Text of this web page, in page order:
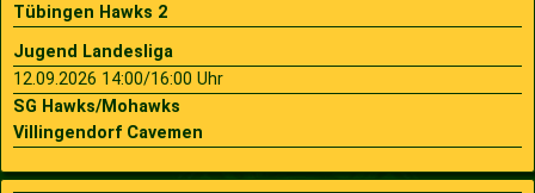
Tübingen Hawks 2
Jugend Landesliga
12.09.2026 14:00/16:00 Uhr
SG Hawks/Mohawks
Villingendorf Cavemen